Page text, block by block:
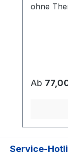
ohne
Ab
Service-